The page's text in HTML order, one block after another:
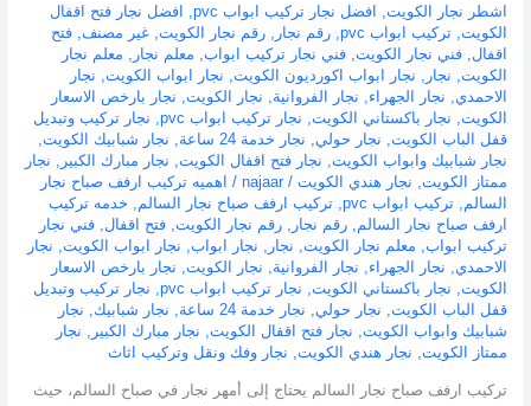
اشطر نجار الكويت, افضل نجار تركيب ابواب pvc , افضل نجار فتح اقفال
الكويت, تركيب ابواب pvc , رقم نجار رقم نجار الكويت, غير مصنف, فتح
اقفال فني نجار الكويت, فني نجار تركيب ابواب, معلم نجار
معلم نجار
الكويت, نجار نجار ابواب اكورديون الكويت, نجار ابواب الكويت, نجار
الاحمدي
نجار الجهراء نجار الفروانية نجار الكويت, نجار بارخص الاسعار
الكويت, نجار باكستاني الكويت, نجار تركيب ابواب pvc , نجار تركيب وتبديل
قفل الباب الكويت, نجار حولي نجار خدمة 24 ساعة نجار شبابيك الكويت,
نجار شبابيك وابواب الكويت, نجار فتح اقفال الكويت, نجار مبارك الكبير
نجار
ممتاز الكويت, نجار هندي الكويت/
najaar
/ اهميه تركيب ارفف صباح نجار
السالم
تركيب ابواب pvc , تركيب ارفف صباح نجار السالم
خدمه تركيب
ارفف صباح نجار السالم
رقم نجار رقم نجار الكويت, فتح اقفال فني نجار
تركيب ابواب, معلم نجار الكويت, نجار نجار ابواب, نجار ابواب الكويت, نجار
الاحمدي
نجار الجهراء نجار الفروانية نجار الكويت, نجار بارخص الاسعار
الكويت, نجار باكستاني الكويت, نجار تركيب ابواب pvc , نجار تركيب وتبديل
قفل الباب الكويت, نجار حولي نجار خدمة 24 ساعة نجار شبابيك
نجار
شبابيك وابواب الكويت, نجار فتح اقفال الكويت, نجار مبارك الكبير
نجار
ممتاز الكويت, نجار هندي الكويت, نجار وفك ونقل وتركيب اثاث
تركيب ارفف صباح نجار السالم يحتاج إلى أمهر نجار في صباح السالم، حيث